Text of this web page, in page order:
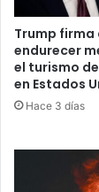
Trump
endurecer
el turismo
en Estados
Hace 3 días